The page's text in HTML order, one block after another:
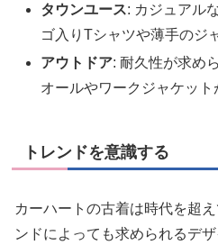
タウンユース: カジュアル
ゴ入りTシャツや薄手のジ
アウトドア: 耐久性が求め
オールやワークジャケット
トレンドを意識する
カーハートの古着は時代を超
ンドによっても求められるデ